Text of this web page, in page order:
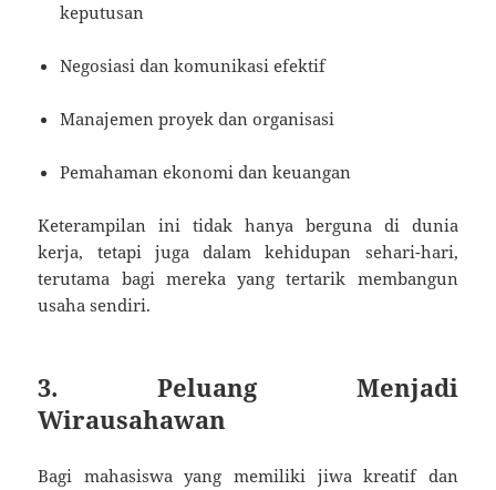
keputusan
Negosiasi dan komunikasi efektif
Manajemen proyek dan organisasi
Pemahaman ekonomi dan keuangan
Keterampilan ini tidak hanya berguna di dunia
kerja, tetapi juga dalam kehidupan sehari-hari,
terutama bagi mereka yang tertarik membangun
usaha sendiri.
3. Peluang Menjadi
Wirausahawan
Bagi mahasiswa yang memiliki jiwa kreatif dan